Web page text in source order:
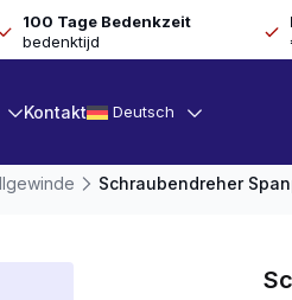
100 Tage Bedenkzeit
bedenktijd
Kontakt Deutsch
Schraubendreher